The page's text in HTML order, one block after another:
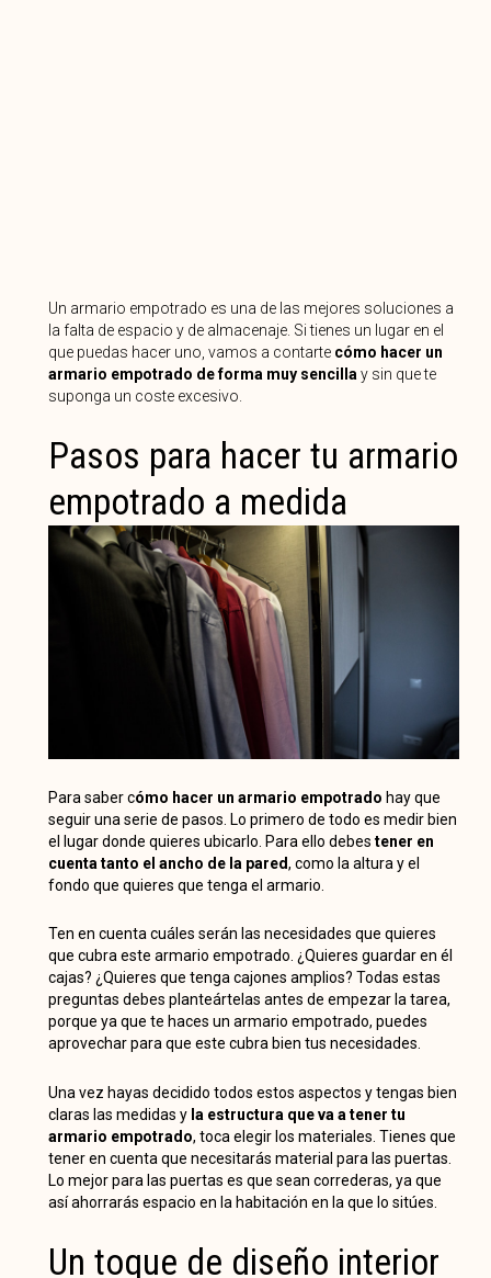
Un armario empotrado es una de las mejores soluciones a
la falta de espacio y de almacenaje. Si tienes un lugar en el
que puedas hacer uno, vamos a contarte cómo hacer un
armario empotrado de forma muy sencilla y sin que te
suponga un coste excesivo.
Pasos para hacer tu armario
empotrado a medida
Para saber cómo hacer un armario empotrado hay que
seguir una serie de pasos. Lo primero de todo es medir bien
el lugar donde quieres ubicarlo. Para ello debes tener en
cuenta tanto el ancho de la pared, como la altura y el
fondo que quieres que tenga el armario.
Ten en cuenta cuáles serán las necesidades que quieres
que cubra este armario empotrado. ¿Quieres guardar en él
cajas? ¿Quieres que tenga cajones amplios? Todas estas
preguntas debes planteártelas antes de empezar la tarea,
porque ya que te haces un armario empotrado, puedes
aprovechar para que este cubra bien tus necesidades.
Una vez hayas decidido todos estos aspectos y tengas bien
claras las medidas y la estructura que va a tener tu
armario empotrado, toca elegir los materiales. Tienes que
tener en cuenta que necesitarás material para las puertas.
Lo mejor para las puertas es que sean correderas, ya que
así ahorrarás espacio en la habitación en la que lo sitúes.
Un toque de diseño interior